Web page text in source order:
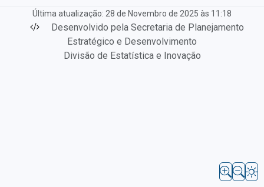
Última atualização: 28 de Novembro de 2025 às 11:18
Desenvolvido pela Secretaria de Planejamento
Estratégico e Desenvolvimento
Divisão de Estatística e Inovação